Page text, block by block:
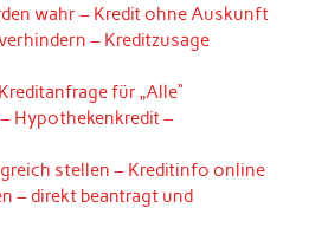
wahr – Kredit ohne Auskunft
– Kreditzusage
für „Alle“
Hypothekenkredit –
stellen – Kreditinfo online
– direkt beantragt und